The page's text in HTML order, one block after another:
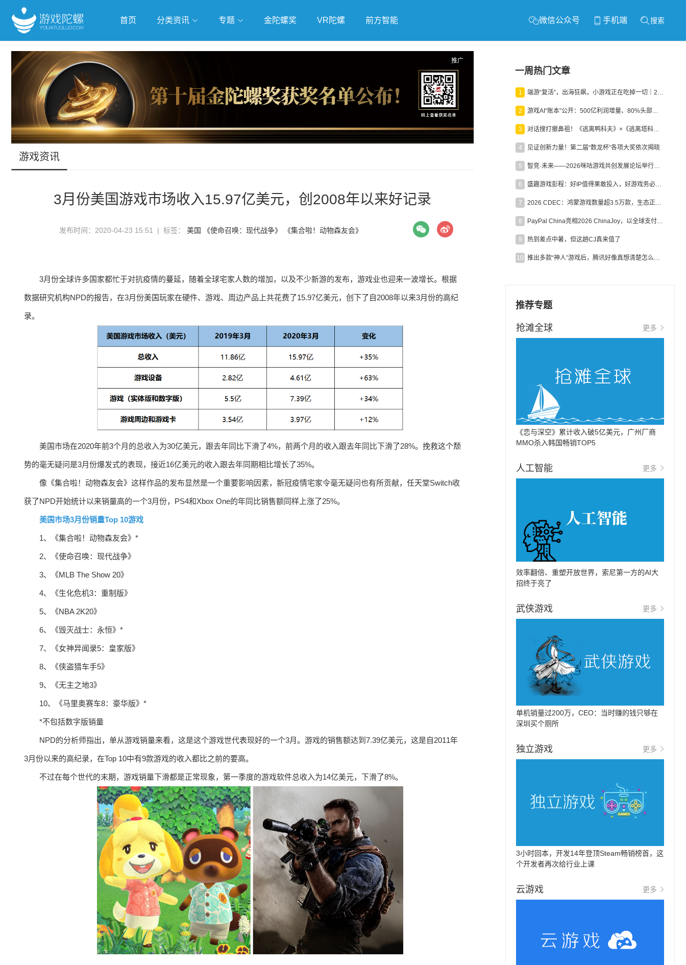
首页 分类资讯 专题
抢滩全球 人工智能 武侠游戏 独立游戏 云游戏
跨界Talk
金陀螺奖 VR陀螺 前方智能 微信公众号 手机端 搜索
推广
游戏资讯
3月份美国游戏市场收入15.97亿美元，创2008年以来好记录
发布时间：2020-04-23 15:51 | 标签： 美国 《使命召唤：现代战争》 《集合啦！动物森友会》
3月份全球许多国家都忙于对抗疫情的蔓延，随着全球宅家人数的增加，以及不少新游的发布，游戏业也迎来一波增长。根据
数据研究机构NPD的报告，在3月份美国玩家在硬件、游戏、周边产品上共花费了15.97亿美元，创下了自2008年以来3月份的高纪
录。
美国市场在2020年前3个月的总收入为30亿美元，跟去年同比下滑了4%，前两个月的收入跟去年同比下滑了28%。挽救这个颓
势的毫无疑问是3月份爆发式的表现，接近16亿美元的收入跟去年同期相比增长了35%。
像《集合啦！动物森友会》这样作品的发布显然是一个重要影响因素，新冠疫情宅家令毫无疑问也有所贡献，任天堂Switch收
获了NPD开始统计以来销量高的一个3月份，PS4和Xbox One的年同比销售额同样上涨了25%。
美国市场3月份销量Top 10游戏
1、《集合啦！动物森友会》*
2、《使命召唤：现代战争》
3、《MLB The Show 20》
4、《生化危机3：重制版》
5、《NBA 2K20》
6、《毁灭战士：永恒》*
7、《女神异闻录5：皇家版》
8、《侠盗猎车手5》
9、《无主之地3》
10、《马里奥赛车8：豪华版》*
*不包括数字版销量
NPD的分析师指出，单从游戏销量来看，这是这个游戏世代表现好的一个3月。游戏的销售额达到7.39亿美元，这是自2011年
3月份以来的高纪录，在Top 10中有9款游戏的收入都比之前的要高。
不过在每个世代的末期，游戏销量下滑都是正常现象，第一季度的游戏软件总收入为14亿美元，下滑了8%。
一周热门文章
1 端游“复活”，出海狂飙，小游戏正在吃掉一切｜2026上半年产业报告
2 游戏AI“账本”公开：500亿利润增量、80%头部入局，谁在闷声发财？
3 对话搜打撤鼻祖！《逃离鸭科夫》×《逃离塔科夫》官方线下沙龙落幕
4 见证创新力量！第二届“数龙杯”各项大奖依次揭晓
5 智竞·未来——2026咪咕游戏共创发展论坛举行：聚力精品内容、AI创作与电竞生态，共建高品质益智健康游戏社区
6 盛趣游戏彭程：好IP值得果敢投入，好游戏务必长效经营
7 2026 CDEC：鸿蒙游戏数量超3.5万款，生态正循环加速产业高质量发展
8 PayPal China亮相2026 ChinaJoy，以全球支付能力助力中国游戏企业深化全球运营
9 热到差点中暑，但这趟CJ真来值了
10 推出多款“神人”游戏后，腾讯好像真想清楚怎么做二次元了
推荐专题
抢滩全球 更多
《恋与深空》累计收入破5亿美元，广州厂商
MMO杀入韩国畅销TOP5
人工智能 更多
效率翻倍、重塑开放世界，索尼第一方的AI大
招终于亮了
武侠游戏 更多
单机销量过200万，CEO：当时赚的钱只够在
深圳买个厕所
独立游戏 更多
3小时回本，开发14年登顶Steam畅销榜首，这
个开发者再次给行业上课
云游戏 更多